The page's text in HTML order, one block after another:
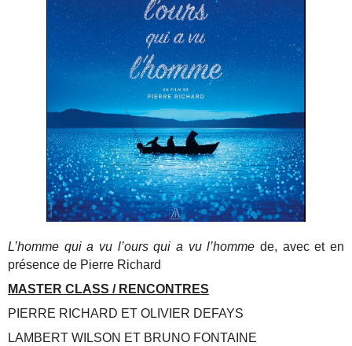
L’homme qui a vu l’ours qui a vu l’homme de, avec et en
présence de Pierre Richard
MASTER CLASS / RENCONTRES
PIERRE RICHARD ET OLIVIER DEFAYS
LAMBERT WILSON ET BRUNO FONTAINE